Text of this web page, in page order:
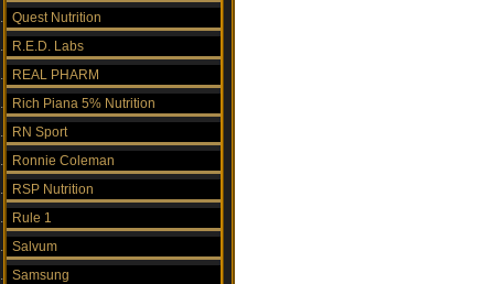
Quest Nutrition
R.E.D. Labs
REAL PHARM
Rich Piana 5% Nutrition
RN Sport
Ronnie Coleman
RSP Nutrition
Rule 1
Salvum
Samsung